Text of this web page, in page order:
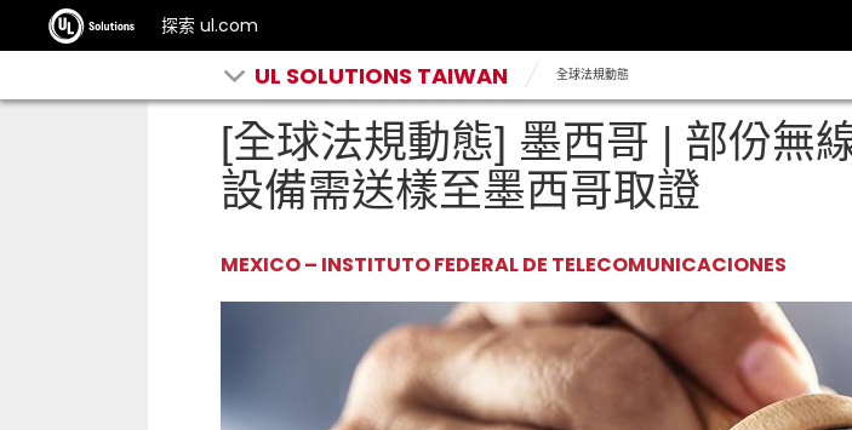
探索 ul.com
UL SOLUTIONS TAIWAN 全球法規動態
[全球法規動態] 墨西哥 | 部份無
設備需送樣至墨西哥取證
MEXICO – INSTITUTO FEDERAL DE TELECOMUNICACIONES